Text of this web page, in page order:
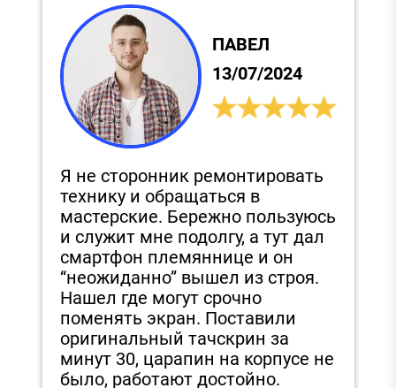
ПАВЕЛ
13/07/2024
Я не сторонник ремонтировать
технику и обращаться в
мастерские. Бережно пользуюсь
и служит мне подолгу, а тут дал
смартфон племяннице и он
“неожиданно” вышел из строя.
Нашел где могут срочно
поменять экран. Поставили
оригинальный тачскрин за
минут 30, царапин на корпусе не
было, работают достойно.